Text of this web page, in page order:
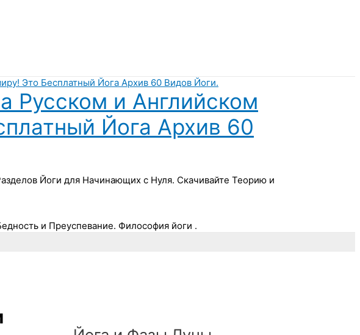
Русском и Английском
Йога Архив 60
Йоги для Начинающих с Нуля. Скачивайте Теорию и
и Преуспевание. Философия йоги .